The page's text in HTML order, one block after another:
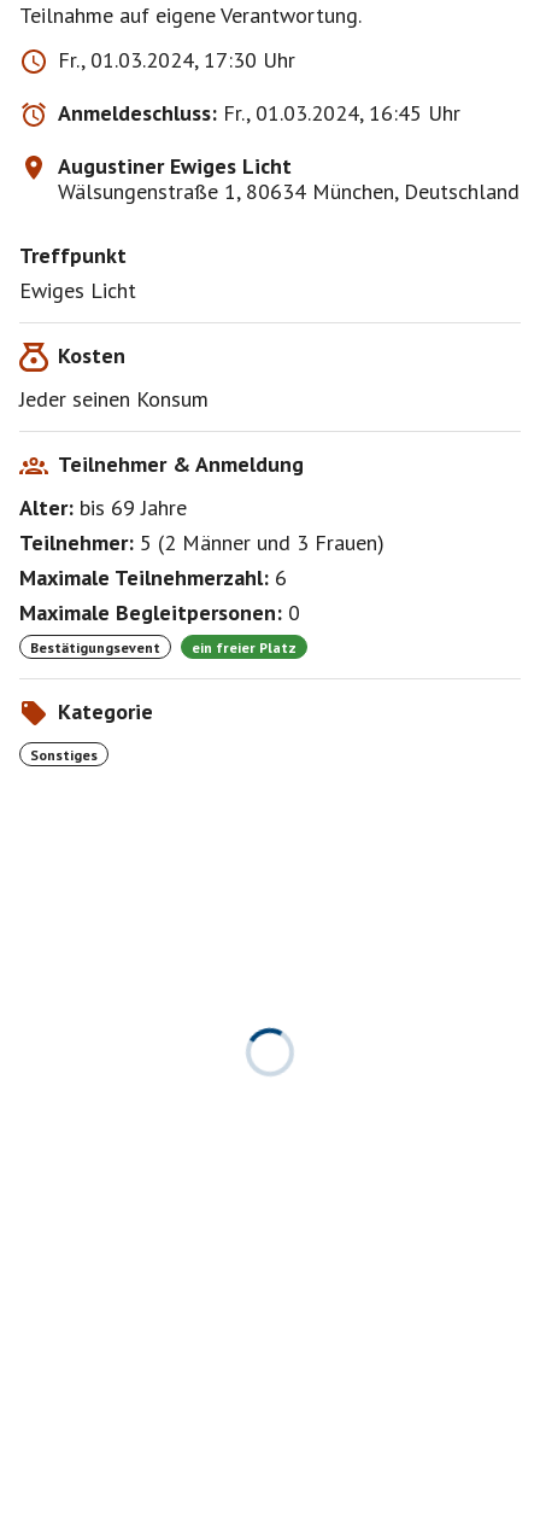
Teilnahme auf eigene Verantwortung.
Fr., 01.03.2024, 17:30 Uhr
Anmeldeschluss: Fr., 01.03.2024, 16:45 Uhr
Augustiner Ewiges Licht
Wälsungenstraße 1, 80634 München, Deutschland
Treffpunkt
Ewiges Licht
Kosten
Jeder seinen Konsum
Teilnehmer & Anmeldung
Alter: bis 69Jahre
Teilnehmer: 5 (2 Männer und 3 Frauen)
Maximale Teilnehmerzahl: 6
Maximale Begleitpersonen: 0
Bestätigungsevent ein freier Platz
Kategorie
Sonstiges